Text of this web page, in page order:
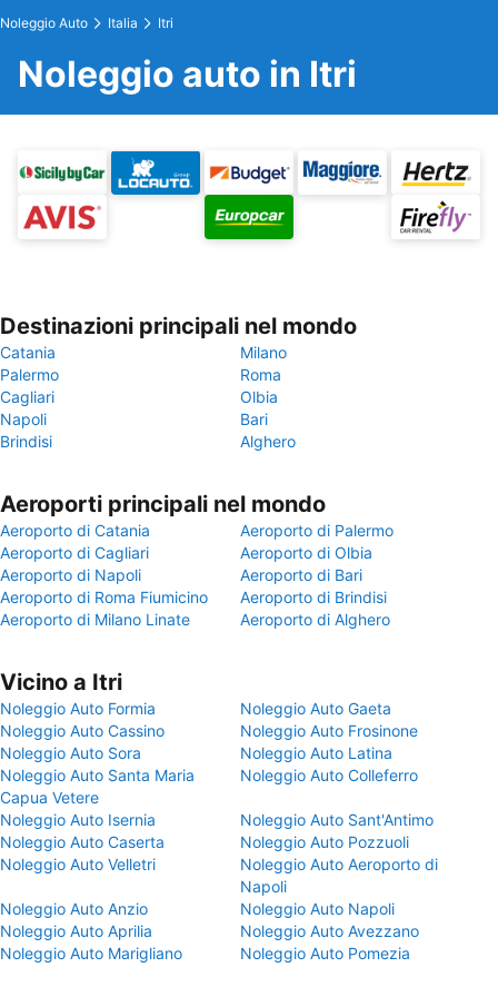
Noleggio Auto Italia Itri
Noleggio auto in Itri
Destinazioni principali nel mondo
Catania
Milano
Palermo
Roma
Cagliari
Olbia
Napoli
Bari
Brindisi
Alghero
Aeroporti principali nel mondo
Aeroporto di Catania
Aeroporto di Palermo
Aeroporto di Cagliari
Aeroporto di Olbia
Aeroporto di Napoli
Aeroporto di Bari
Aeroporto di Roma Fiumicino
Aeroporto di Brindisi
Aeroporto di Milano Linate
Aeroporto di Alghero
Vicino a Itri
Noleggio Auto Formia
Noleggio Auto Gaeta
Noleggio Auto Cassino
Noleggio Auto Frosinone
Noleggio Auto Sora
Noleggio Auto Latina
Noleggio Auto Santa Maria
Capua Vetere
Noleggio Auto Colleferro
Noleggio Auto Isernia
Noleggio Auto Sant'Antimo
Noleggio Auto Caserta
Noleggio Auto Pozzuoli
Noleggio Auto Velletri
Noleggio Auto Aeroporto di
Napoli
Noleggio Auto Anzio
Noleggio Auto Napoli
Noleggio Auto Aprilia
Noleggio Auto Avezzano
Noleggio Auto Marigliano
Noleggio Auto Pomezia